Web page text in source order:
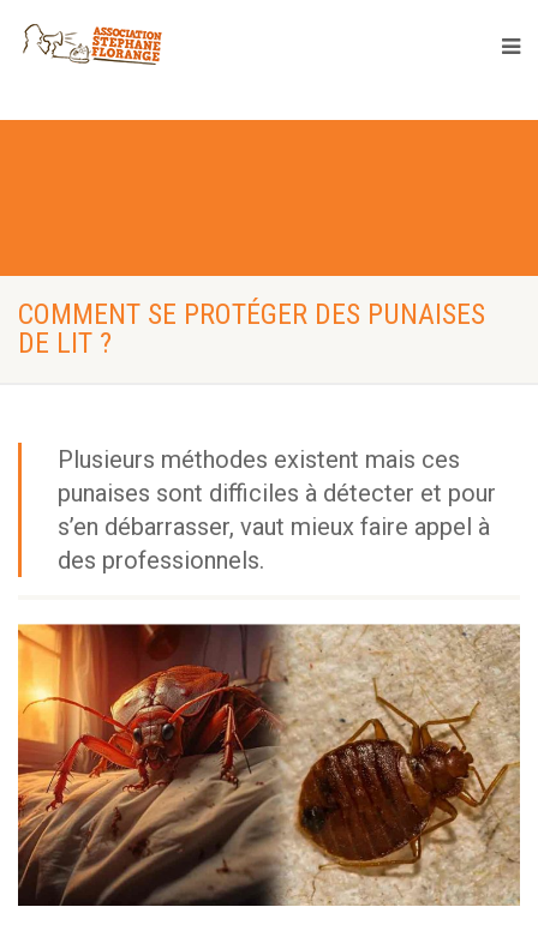
COMMENT SE PROTÉGER DES PUNAISES
DE LIT ?
Plusieurs méthodes existent mais ces
punaises sont difficiles à détecter et pour
s’en débarrasser, vaut mieux faire appel à
des professionnels.